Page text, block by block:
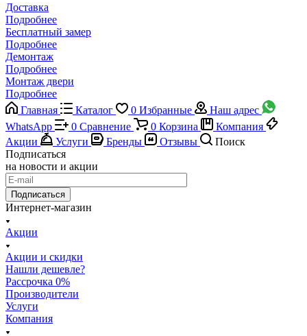
Доставка
Подробнее
Бесплатный замер
Подробнее
Демонтаж
Подробнее
Монтаж двери
Подробнее
Главная
Каталог 0 Избранные
Наш адрес
WhatsApp
0 Сравнение 0 Корзина
Компания
Акции
Услуги Бренды Отзывы
Поиск
Подписаться
на новости и акции
Подписаться
Интернет-магазин
Акции
Акции и скидки
Нашли дешевле?
Рассрочка 0%
Производители
Услуги
Компания